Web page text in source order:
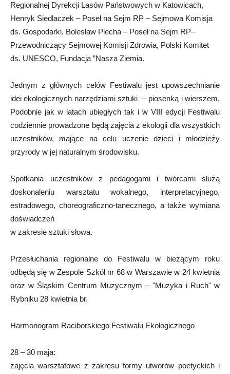
Regionalnej Dyrekcji Lasów Państwowych w Katowicach,
Henryk Siedlaczek – Poseł na Sejm RP – Sejmowa Komisja
ds. Gospodarki, Bolesław Piecha – Poseł na Sejm RP–
Przewodniczący Sejmowej Komisji Zdrowia, Polski Komitet
ds. UNESCO, Fundacja ”Nasza Ziemia.
Jednym z głównych celów Festiwalu jest upowszechnianie
idei ekologicznych narzędziami sztuki – piosenką i wierszem.
Podobnie jak w latach ubiegłych tak i w VIII edycji Festiwalu
codziennie prowadzone będą zajęcia z ekologii dla wszystkich
uczestników, mające na celu uczenie dzieci i młodzieży
przyrody w jej naturalnym środowisku.
Spotkania uczestników z pedagogami i twórcami służą
doskonaleniu warsztatu wokalnego, interpretacyjnego,
estradowego, choreograficzno-tanecznego, a także wymiana
doświadczeń
w zakresie sztuki słowa.
Przesłuchania regionalne do Festiwalu w bieżącym roku
odbędą się w Zespole Szkół nr 68 w Warszawie w 24 kwietnia
oraz w Śląskim Centrum Muzycznym – "Muzyka i Ruch" w
Rybniku 28 kwietnia br.
Harmonogram Raciborskiego Festiwalu Ekologicznego
28 – 30 maja:
zajęcia warsztatowe z zakresu formy utworów poetyckich i